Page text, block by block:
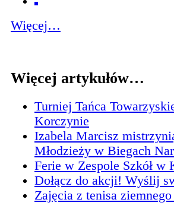
Więcej…
Więcej artykułów…
Turniej Tańca
Korczynie
Izabela Marcisz
Młodzieży w Biegach
Ferie w Zespole Szkół w
Dołącz do akcji! Wyślij
Zajęcia z tenisa